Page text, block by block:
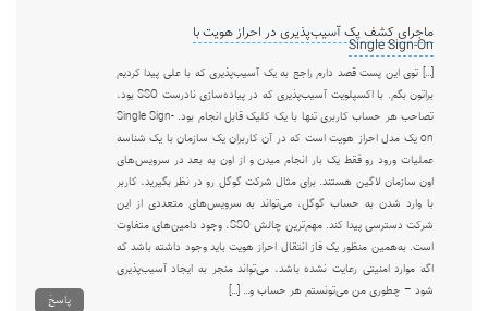
ماجرای کشف یک آسیب‌پذیری در احراز هویت با
Single Sign-On
[…] توی این پست قصد دارم راجع به یک آسیب‌پذیری که با علی پیدا کردیم
براتون بگم. با اکسپلویت آسیب‌پذیری که در پیاده‌سازی نادرست SSO بود،
‌تصاحب هر حساب کاربری تنها با یک کلیک قابل انجام بود. Single Sign-
on یک مدل احراز هویت است که در آن کاربران یک سازمان با یک شناسه
عملیات ورود رو فقط یک بار انجام میدن و از اون به بعد در سرویس‌های
اون سازمان لاگین هستند. برای مثال شرکت گوگل رو در نظر بگیرید، کاربر
با وارد شدن به حساب گوگل، می‌تواند به سرویس‌های متعددی از این
شرکت دسترسی پیدا کند. مهم‌ترین چالش SSO، وجود دامین‌های متفاوت
است. به‌همین منظور یک فاز انتقال احراز هویت باید وجود داشته باشد که
اگه موارد امنیتی رعایت نشده باشد، می‌تواند منجر به ایجاد آسیب‌پذیری
شود – چطوری من می‌تونستم هر حساب و… […]
پاسخ